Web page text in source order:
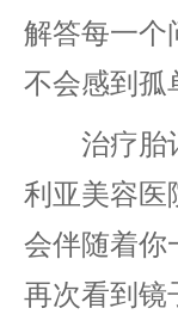
解答每一个
不会感到孤
治疗胎记
利亚美容医
会伴随着你
再次看到镜